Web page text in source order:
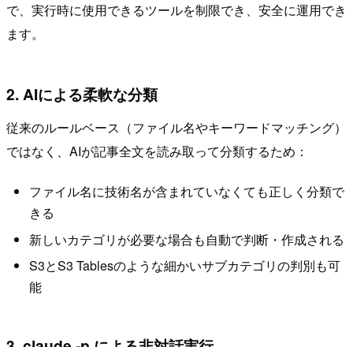
で、実行時に使用できるツールを制限でき、安全に運用でき
ます。
2. AIによる柔軟な分類
従来のルールベース（ファイル名やキーワードマッチング）
ではなく、AIが記事全文を読み取って分類するため：
ファイル名に技術名が含まれていなくても正しく分類で
きる
新しいカテゴリが必要な場合も自動で判断・作成される
S3とS3 Tablesのような細かいサブカテゴリの判別も可
能